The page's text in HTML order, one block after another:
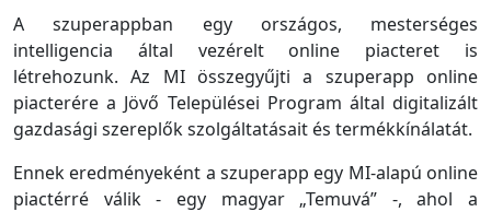
A szuperappban egy országos, mesterséges
intelligencia által vezérelt online piacteret is
létrehozunk. Az MI összegyűjti a szuperapp online
piacterére a Jövő Települései Program által digitalizált
gazdasági szereplők szolgáltatásait és termékkínálatát.
Ennek eredményeként a szuperapp egy MI-alapú online
piactérré válik - egy magyar „Temuvá” -, ahol a